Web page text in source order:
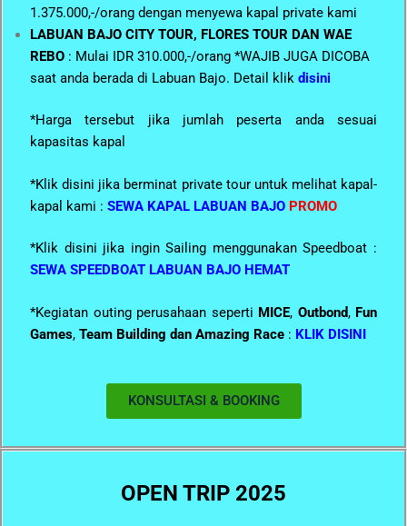
1.375.000,-/orang dengan menyewa kapal private kami
LABUAN BAJO CITY TOUR, FLORES TOUR DAN WAE
REBO : Mulai IDR 310.000,-/orang *WAJIB JUGA DICOBA
saat anda berada di Labuan Bajo. Detail klik disini
*Harga tersebut jika jumlah peserta anda sesuai
kapasitas kapal
*Klik disini jika berminat private tour untuk melihat kapal-
kapal kami : SEWA KAPAL LABUAN BAJO PROMO
*Klik disini jika ingin Sailing menggunakan Speedboat :
SEWA SPEEDBOAT LABUAN BAJO HEMAT
*Kegiatan outing perusahaan seperti MICE, Outbond, Fun
Games, Team Building dan Amazing Race : KLIK DISINI
KONSULTASI & BOOKING
OPEN TRIP 2025